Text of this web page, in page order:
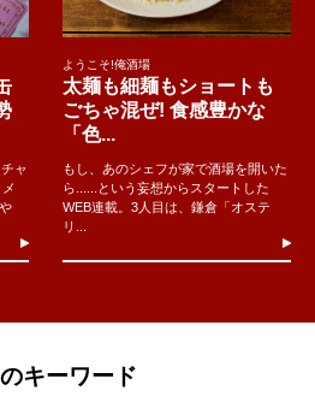
ャ
ようこそ!俺酒場
太麺も細麺もショートも
ごちゃ混ぜ! 食感豊かな
「色...
もし、あのシェフが家で酒場を開いた
ら......という妄想からスタートした
WEB連載。3人目は、鎌倉「オステ
リ...
キーワード